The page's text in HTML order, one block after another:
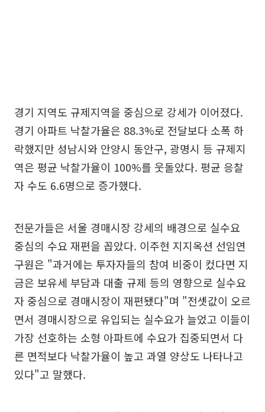
경기 지역도 규제지역을 중심으로 강세가 이어졌다.
경기 아파트 낙찰가율은 88.3%로 전달보다 소폭 하
락했지만 성남시와 안양시 동안구, 광명시 등 규제지
역은 평균 낙찰가율이 100%를 웃돌았다. 평균 응찰
자 수도 6.6명으로 증가했다.
전문가들은 서울 경매시장 강세의 배경으로 실수요
중심의 수요 재편을 꼽았다. 이주현 지지옥션 선임연
구원은 "과거에는 투자자들의 참여 비중이 컸다면 지
금은 보유세 부담과 대출 규제 등의 영향으로 실수요
자 중심으로 경매시장이 재편됐다"며 "전셋값이 오르
면서 경매시장으로 유입되는 실수요가 늘었고 이들이
가장 선호하는 소형 아파트에 수요가 집중되면서 다
른 면적보다 낙찰가율이 높고 과열 양상도 나타나고
있다"고 말했다.